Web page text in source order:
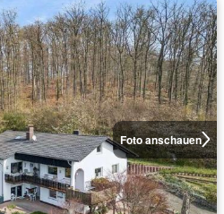
Foto anschauen